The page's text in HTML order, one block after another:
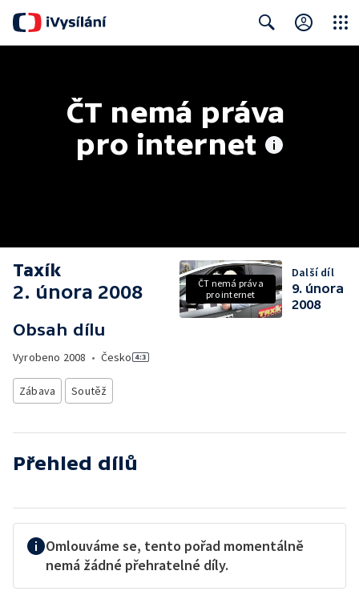
ČT nemá práva
pro internet
Taxík
2. února 2008
Obsah dílu
Vyrobeno 2008 • Česko
Zábava Soutěž
ČT nemá práva
pro internet
Další díl
9. února
2008
Přehled dílů
Omlouváme se, tento pořad momentálně
nemá žádné přehratelné díly.